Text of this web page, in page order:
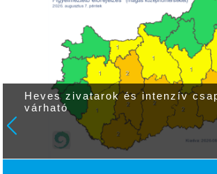
Heves zivatarok és intenzív
várható